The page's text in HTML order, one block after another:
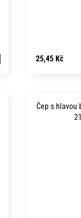
25,45 Kč
Čep s hlavou